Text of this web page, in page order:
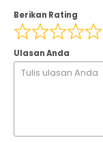
Berikan Rating
Ulasan Anda